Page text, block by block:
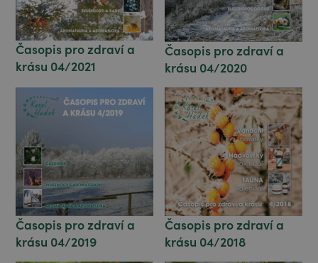
Časopis pro zdraví a
krásu 04/2021
Časopis pro zdraví a
krásu 04/2020
Časopis pro zdraví a
krásu 04/2019
Časopis pro zdraví a
krásu 04/2018